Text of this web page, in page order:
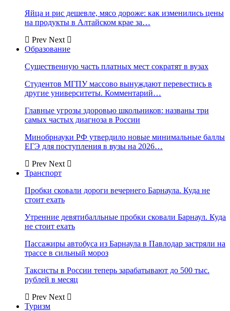
Яйца и рис дешевле, мясо дороже: как изменились цены
на продукты в Алтайском крае за…
Prev Next
Образование
Существенную часть платных мест сократят в вузах
Студентов МГПУ массово вынуждают перевестись в
другие университеты. Комментарий…
Главные угрозы здоровью школьников: названы три
самых частых диагноза в России
Минобрнауки РФ утвердило новые минимальные баллы
ЕГЭ для поступления в вузы на 2026…
Prev Next
Транспорт
Пробки сковали дороги вечернего Барнаула. Куда не
стоит ехать
Утренние девятибалльные пробки сковали Барнаул. Куда
не стоит ехать
Пассажиры автобуса из Барнаула в Павлодар застряли на
трассе в сильный мороз
Таксисты в России теперь зарабатывают до 500 тыс.
рублей в месяц
Prev Next
Туризм